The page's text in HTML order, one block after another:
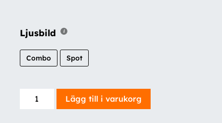
Ljusbild
Combo Spot
Siberia
Lägg till i varukorg